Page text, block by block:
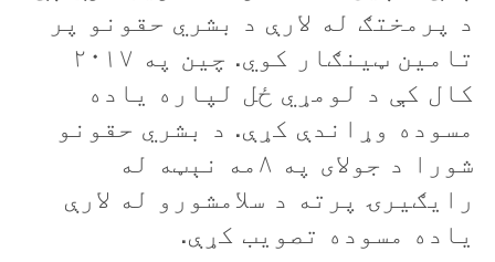
د پرمختګ له لارې د بشري حقونو پر
تامین ټینګار کوي. چين په ۲۰۱۷
کال کې د لومړي ځل لپاره ياده
مسوده وړاندې کړې.‌ د بشري‌ حقونو
شورا د جولای په ۸مه نېټه له
رایګیرۍ پرته د سلامشورو له لارې
یاده مسوده تصويب کړې.